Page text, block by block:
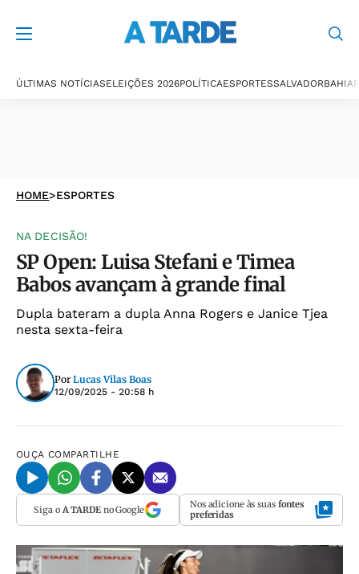
ÚLTIMAS NOTÍCIASELEIÇÕES 2026POLÍTICAESPORTESSALVADORBAHIA
HOME>ESPORTES
NA DECISÃO!
SP Open: Luisa Stefani e Timea
Babos avançam à grande final
Dupla bateram a dupla Anna Rogers e Janice Tjea
nesta sexta-feira
Por Lucas Vilas Boas
12/09/2025 - 20:58 h
OUÇA COMPARTILHE
Siga o A TARDEno Google Nos adicione às suas fontes
preferidas